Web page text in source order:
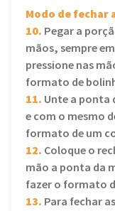
Modo de fechar
10. Pegar a
mãos, sempre
pressione nas
formato de
11. Unte a ponta
e com o mesmo
formato de um
12. Coloque o
mão a ponta da
fazer o formato
13. Para fechar